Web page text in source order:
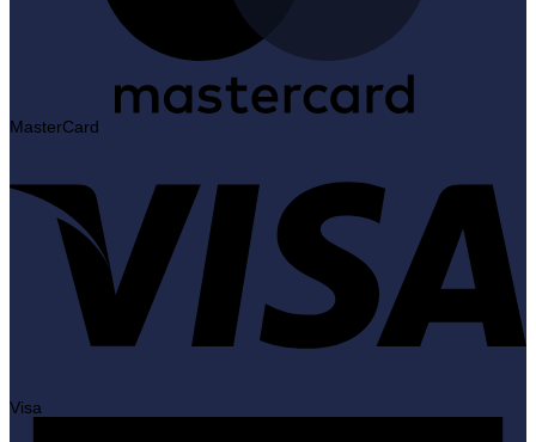
MasterCard
Visa